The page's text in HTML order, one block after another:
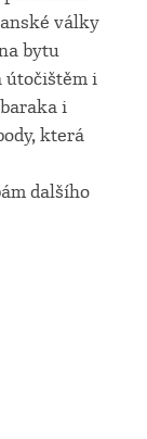
války
bytu
útočištěm i
i
která
dalšího